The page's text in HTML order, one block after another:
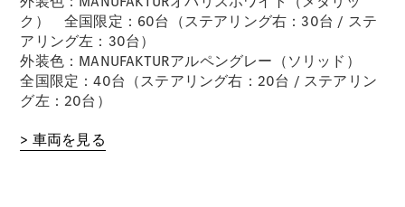
サステナビ
リティ
スポンサー
シップ /
CSR
メルセデ
ク） 全国限定：60台（ステアリング右：30台 / ステ
アリング左：30台）
外装色：MANUFAKTURアルペングレー（ソリッド）
全国限定：40台（ステアリング右：20台 / ステアリン
グ左：20台）
> 車両を見る